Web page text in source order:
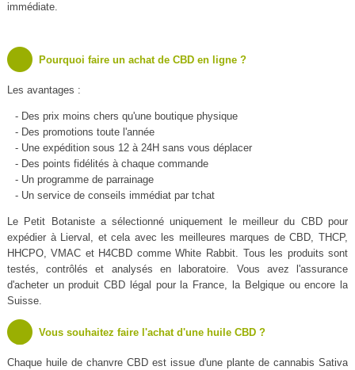
immédiate.
Pourquoi faire un achat de CBD en ligne ?
Les avantages :
- Des prix moins chers qu'une boutique physique
- Des promotions toute l'année
- Une expédition sous 12 à 24H sans vous déplacer
- Des points fidélités à chaque commande
- Un programme de parrainage
- Un service de conseils immédiat par tchat
Le Petit Botaniste a sélectionné uniquement le meilleur du CBD pour
expédier à Lierval, et cela avec les meilleures marques de CBD, THCP,
HHCPO, VMAC et H4CBD comme White Rabbit. Tous les produits sont
testés, contrôlés et analysés en laboratoire. Vous avez l'assurance
d'acheter un produit CBD légal pour la France, la Belgique ou encore la
Suisse.
Vous souhaitez faire l'achat d'une huile CBD ?
Chaque huile de chanvre CBD est issue d'une plante de cannabis Sativa